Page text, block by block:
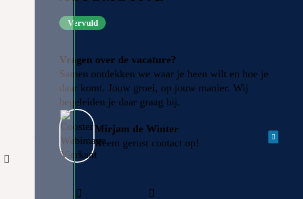
Vervuld
Vragen over de vacature?
Samen ontdekken we waar je heen wilt en hoe je
daar komt. Jouw groei, op jouw manier. Wij
begeleiden je daar graag bij.
Mirjam de Winter
Neem gerust contact op!